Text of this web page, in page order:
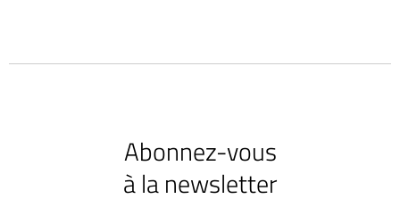
Abonnez-vous
à la newsletter